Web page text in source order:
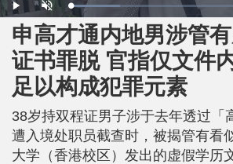
P
l
y
U
n
m
u
t
e
L
o
a
d
e
d
:
2
8
.
0
5
申高才通内地男涉管
证书罪脱 官指仅文件
足以构成犯罪元素
38岁持双程证男子涉于去年透过「
遭入境处职员截查时，被揭管有看
大学（香港校区）发出的虚假学历